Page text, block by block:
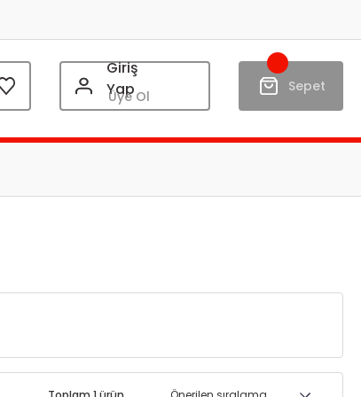
Giriş
Yap
Üye Ol
Sepet